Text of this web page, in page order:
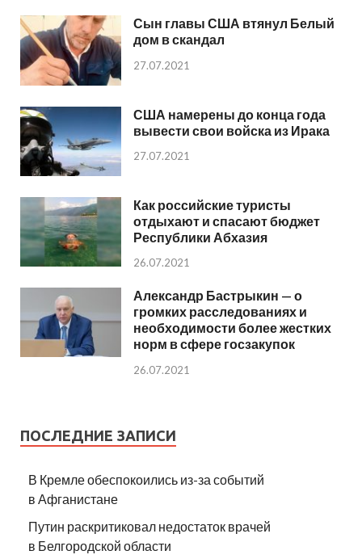
Сын главы США втянул Белый
дом в скандал
27.07.2021
США намерены до конца года
вывести свои войска из Ирака
27.07.2021
Как российские туристы
отдыхают и спасают бюджет
Республики Абхазия
26.07.2021
Александр Бастрыкин — о
громких расследованиях и
необходимости более жестких
норм в сфере госзакупок
26.07.2021
ПОСЛЕДНИЕ ЗАПИСИ
В Кремле обеспокоились из-за событий
в Афганистане
Путин раскритиковал недостаток врачей
в Белгородской области